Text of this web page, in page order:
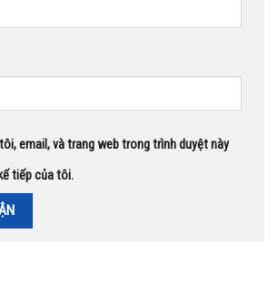
email, và trang web trong trình duyệt này
tiếp của tôi.